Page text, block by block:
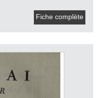
Fiche complète